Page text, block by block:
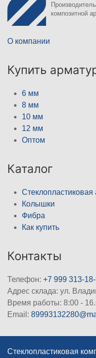
композитной
О компании
Купить
6 мм
8 мм
10 мм
12 мм
Оптом
Каталог
Стеклопластиковая
Колышки
Фибра
Как купить
Контакты
Телефон: +7 999 313-
Адрес склада: ул.
Время работы: 8:00 -
Email:
Стеклопластиковая